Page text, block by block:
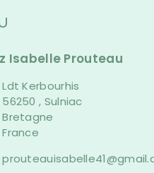
Isabelle Prouteau
Ldt Kerbourhis
56250 , Sulniac
Bretagne
France